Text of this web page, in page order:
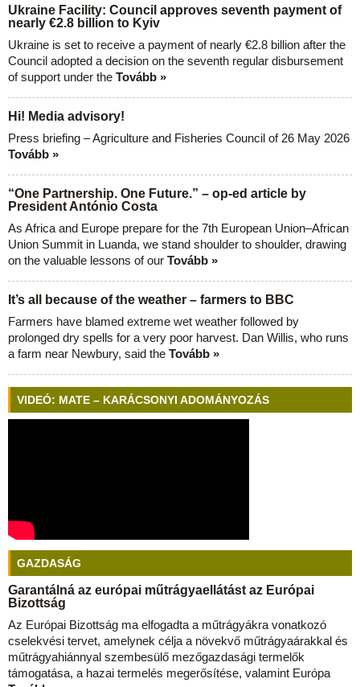
Ukraine Facility: Council approves seventh payment of
nearly €2.8 billion to Kyiv
Ukraine is set to receive a payment of nearly €2.8 billion after the
Council adopted a decision on the seventh regular disbursement
of support under the Tovább »
Hi! Media advisory!
Press briefing – Agriculture and Fisheries Council of 26 May 2026
Tovább »
“One Partnership. One Future.” – op-ed article by
President António Costa
As Africa and Europe prepare for the 7th European Union–African
Union Summit in Luanda, we stand shoulder to shoulder, drawing
on the valuable lessons of our Tovább »
It’s all because of the weather – farmers to BBC
Farmers have blamed extreme wet weather followed by
prolonged dry spells for a very poor harvest. Dan Willis, who runs
a farm near Newbury, said the Tovább »
VIDEÓ: MATE – KARÁCSONYI ADOMÁNYOZÁS
GAZDASÁG
Garantálná az európai műtrágyaellátást az Európai
Bizottság
Az Európai Bizottság ma elfogadta a műtrágyákra vonatkozó
cselekvési tervet, amelynek célja a növekvő műtrágyaárakkal és
műtrágyahiánnyal szembesülő mezőgazdasági termelők
támogatása, a hazai termelés megerősítése, valamint Európa